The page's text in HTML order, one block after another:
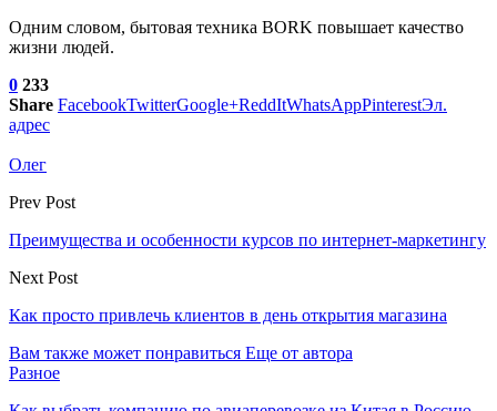
Одним словом, бытовая техника BORK повышает качество
жизни людей.
0 233
Share FacebookTwitterGoogle+ReddItWhatsAppPinterestЭл.
адрес
Олег
Prev Post
Преимущества и особенности курсов по интернет-маркетингу
Next Post
Как просто привлечь клиентов в день открытия магазина
Вам также может понравиться Еще от автора
Разное